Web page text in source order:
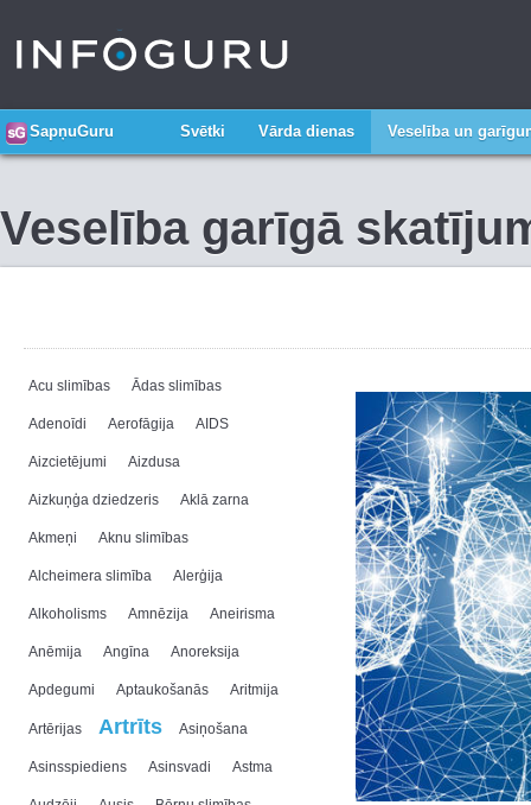
SapņuGuru Svētki Vārda dienas Veselība un
Veselība garīgā
Acu slimības Ādas slimības
Adenoīdi Aerofāgija AIDS
Aizcietējumi Aizdusa
Aizkuņģa dziedzeris Aklā zarna
Akmeņi Aknu slimības
Alcheimera slimība Alerģija
Alkoholisms Amnēzija Aneirisma
Anēmija Angīna Anoreksija
Apdegumi Aptaukošanās Aritmija
Artērijas Artrīts Asiņošana
Asinsspiediens Asinsvadi Astma